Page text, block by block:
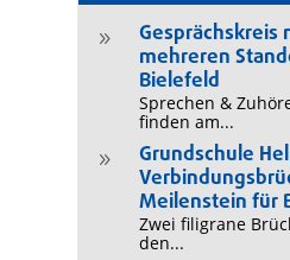
9
Gesprächskreis
mehreren
Bielefeld
Sprechen &
finden am...
9
Grundschule
Meilenstein für
Zwei filigrane
den...